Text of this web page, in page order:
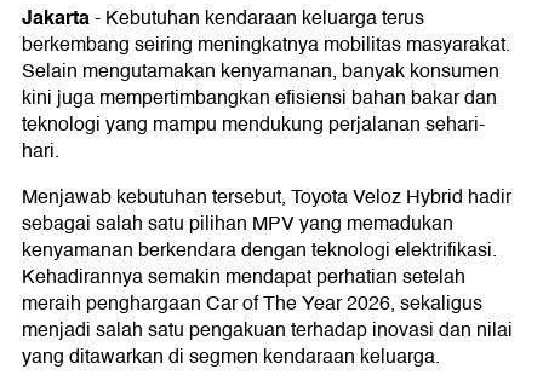
Jakarta-Kebutuhan kendaraan keluarga terus
berkembang seiring meningkatnya mobilitas masyarakat.
Selain mengutamakan kenyamanan, banyak konsumen
kini juga mempertimbangkan efisiensi bahan bakar dan
teknologi yang mampu mendukung perjalanan sehari-
hari.
Menjawab kebutuhan tersebut, Toyota Veloz Hybrid hadir
sebagai salah satu pilihan MPV yang memadukan
kenyamanan berkendara dengan teknologi elektrifikasi.
Kehadirannya semakin mendapat perhatian setelah
meraih penghargaan Car of The Year 2026, sekaligus
menjadi salah satu pengakuan terhadap inovasi dan nilai
yang ditawarkan di segmen kendaraan keluarga.